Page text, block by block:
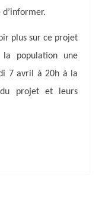
plus sur ce projet
population une
7 avril à 20h à la
projet et leurs